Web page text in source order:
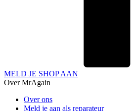
MELD JE SHOP AAN
Over MrAgain
Over ons
Meld je aan als reparateur